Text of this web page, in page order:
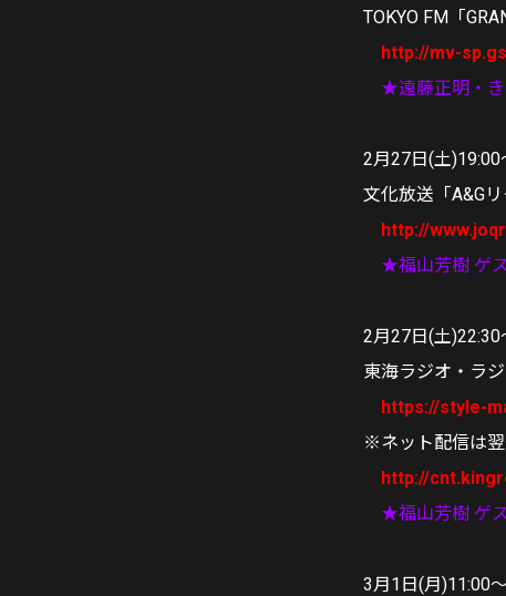
TOKYO FM「
http://mv-
★遠藤正明・
2月27日(土)19:00
文化放送「A&G
http://
★福山芳樹 ゲ
2月27日(土)22:30
東海ラジオ・ラ
https://style-
※ネット配信は
http://
★福山芳樹 ゲ
3月1日(月)11:00